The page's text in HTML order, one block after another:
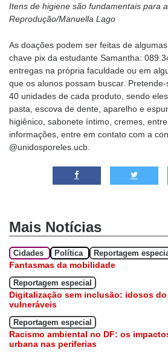
Itens de higiene são fundamentais para
Reprodução/Manuella Lago
As doações podem ser feitas de
chave pix da estudante Samantha:
entregas na própria faculdade ou em
que os alunos possam buscar.
40 unidades de cada produto, sendo
pasta, escova de dente, aparelho e
higiênico, sabonete íntimo, cremes,
informações, entre em contato com a
@unidosporeles.ucb.
Mais Notícias
Cidades Política Reportagem
Fantasmas da mobilidade
Reportagem especial
Digitalização sem inclusão: idosos do
vulneráveis
Reportagem especial
Racismo ambiental no DF: os
urbana nas periferias